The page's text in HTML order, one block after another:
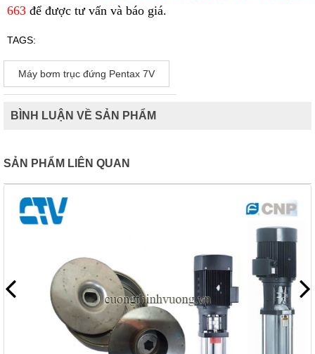
663 để được tư vấn và báo giá.
TAGS:
Máy bơm trục đứng Pentax 7V
BÌNH LUẬN VỀ SẢN PHẨM
SẢN PHẨM LIÊN QUAN